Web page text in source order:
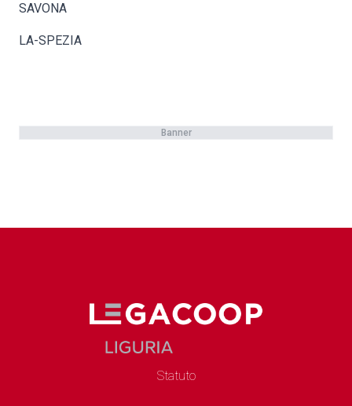
SAVONA
LA-SPEZIA
Banner
Statuto